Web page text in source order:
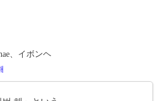
、イボンヘ